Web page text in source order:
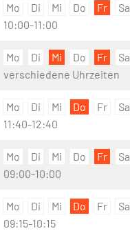
Mo Di Mi Do Fr Sa
10:00-11:00
Mo Di Mi Do Fr Sa
verschiedene Uhrzeiten
Mo Di Mi Do Fr Sa
11:40-12:40
Mo Di Mi Do Fr Sa
09:00-10:00
Mo Di Mi Do Fr Sa
09:15-10:15